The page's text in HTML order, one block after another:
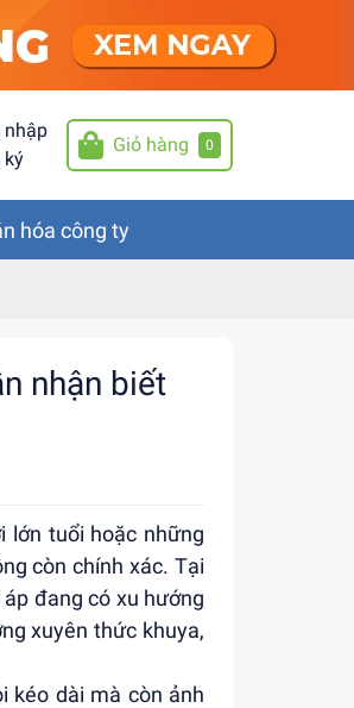
ký
Giỏ hàng 0
hóa công ty
nhận biết
lớn tuổi hoặc những
còn chính xác. Tại
đang có xu hướng
xuyên thức khuya,
kéo dài mà còn ảnh